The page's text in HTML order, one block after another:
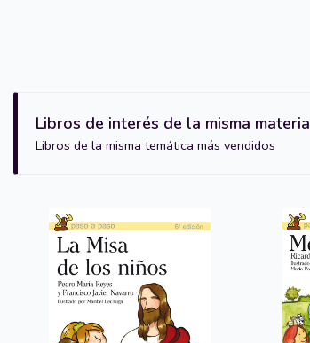
Libros de interés de la misma materia
Libros de la misma temática más vendidos